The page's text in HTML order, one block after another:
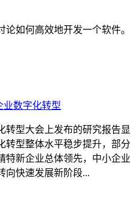
如何高效地开发一个软件。
业数字化转型
转型大会上发布的研究报告显
转型整体水平稳步提升，部分
特新企业总体领先，中小企业
向快速发展新阶段...